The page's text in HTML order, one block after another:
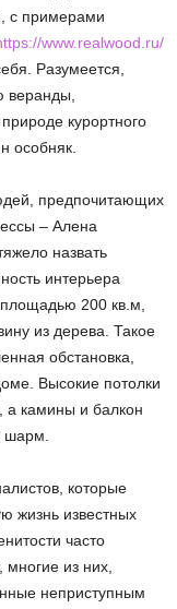
с примерами
www.realwood.ru/
Разумеется,
веранды,
курортного
особняк.
предпочитающих
– Алена
назвать
интерьера
200 кв.м,
из дерева. Такое
обстановка,
Высокие потолки
а камины и балкон
шарм.
которые
жизнь известных
часто
из них,
неприступным